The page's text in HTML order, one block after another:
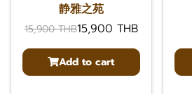
静雅之苑
15,900 THB15,900 THB
Add to cart